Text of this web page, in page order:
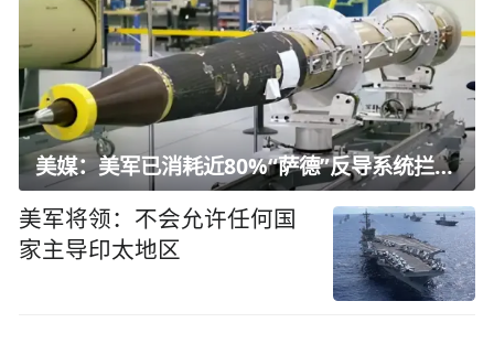
美媒：美军已消耗近80%“萨德”反导系统拦截弹
美军将领：不会允许任何国
家主导印太地区